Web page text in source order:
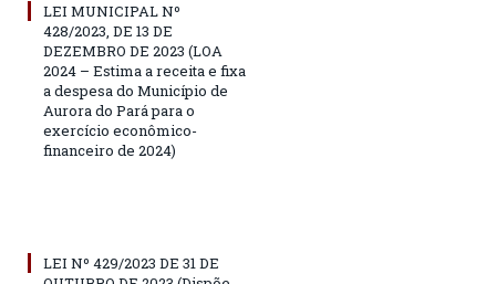
LEI MUNICIPAL Nº
428/2023, DE 13 DE
DEZEMBRO DE 2023 (LOA
2024 – Estima a receita e fixa
a despesa do Município de
Aurora do Pará para o
exercício econômico-
financeiro de 2024)
LEI Nº 429/2023 DE 31 DE